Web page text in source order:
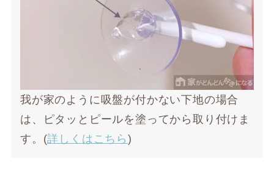
我が家のように吸盤が付かない下地の場合
は、ピタッとピールを塗ってから取り付けま
す。(詳しくはこちら )